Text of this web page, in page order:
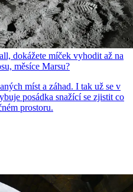
dokážete míček vyhodit až na
měsíce Marsu?
míst a záhad. I tak už se v
posádka snažící se zjistit co
prostoru.